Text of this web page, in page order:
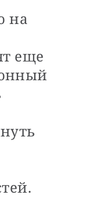
на
еще